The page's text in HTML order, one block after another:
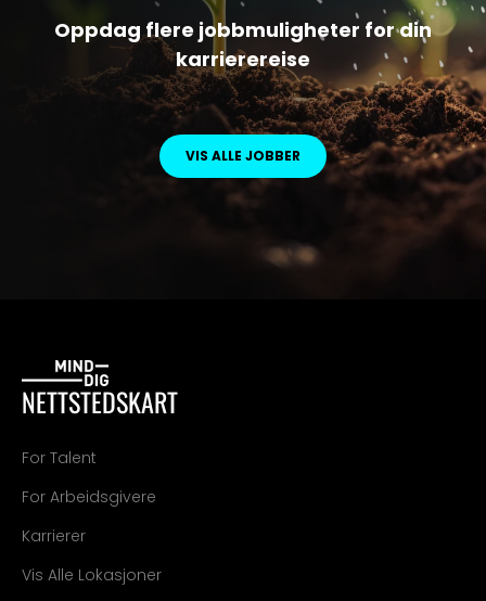
Oppdag flere jobbmuligheter for din
karrierereise
VIS ALLE JOBBER
NETTSTEDSKART
For Talent
For Arbeidsgivere
Karrierer
Vis Alle Lokasjoner